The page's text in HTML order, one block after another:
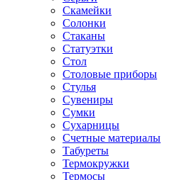
Скамейки
Солонки
Стаканы
Статуэтки
Стол
Столовые приборы
Стулья
Сувениры
Сумки
Сухарницы
Счетные материалы
Табуреты
Термокружки
Термосы